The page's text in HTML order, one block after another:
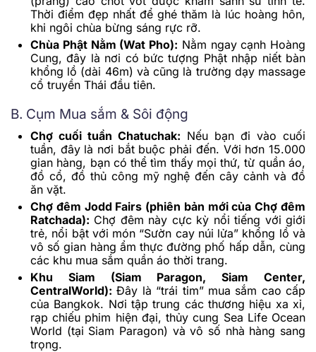
Thời điểm đẹp nhất để ghé thăm là lúc hoàng hôn,
khi ngôi chùa bừng sáng rực rỡ.
Chùa Phật Nằm (Wat Pho): Nằm ngay cạnh Hoàng
Cung, đây là nơi có bức tượng Phật nhập niết bàn
khổng lồ (dài 46m) và cũng là trường dạy massage
cổ truyền Thái đầu tiên.
B. Cụm Mua sắm & Sôi động
Chợ cuối tuần Chatuchak: Nếu bạn đi vào cuối
tuần, đây là nơi bắt buộc phải đến. Với hơn 15.000
gian hàng, bạn có thể tìm thấy mọi thứ, từ quần áo,
đồ cổ, đồ thủ công mỹ nghệ đến cây cảnh và đồ
ăn vặt.
Chợ đêm Jodd Fairs (phiên bản mới của Chợ đêm
Ratchada): Chợ đêm này cực kỳ nổi tiếng với giới
trẻ, nổi bật với món “Sườn cay núi lửa” khổng lồ và
vô số gian hàng ẩm thực đường phố hấp dẫn, cùng
các khu mua sắm quần áo thời trang.
Khu Siam (Siam Paragon, Siam Center,
CentralWorld): Đây là “trái tim” mua sắm cao cấp
của Bangkok. Nơi tập trung các thương hiệu xa xỉ,
rạp chiếu phim hiện đại, thủy cung Sea Life Ocean
World (tại Siam Paragon) và vô số nhà hàng sang
trọng.